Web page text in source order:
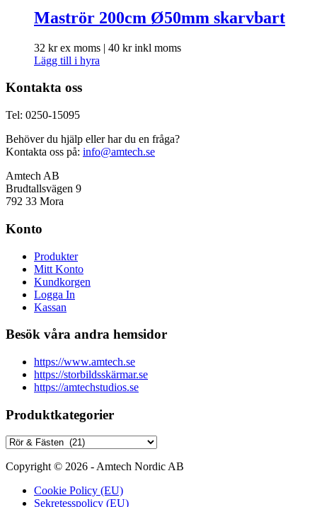
Maströr 200cm Ø50mm skarvbart
32 krex moms | 40 krinkl moms
Lägg till i hyra
Kontakta oss
Tel: 0250-15095
Behöver du hjälp eller har du en fråga?
Kontakta oss på: info@amtech.se
Amtech AB
Brudtallsvägen 9
792 33 Mora
Konto
Produkter
Mitt Konto
Kundkorgen
Logga In
Kassan
Besök våra andra hemsidor
https://www.amtech.se
https://storbildsskärmar.se
https://amtechstudios.se
Produktkategorier
Copyright © 2026 - Amtech Nordic AB
Cookie Policy (EU)
Sekretesspolicy (EU)